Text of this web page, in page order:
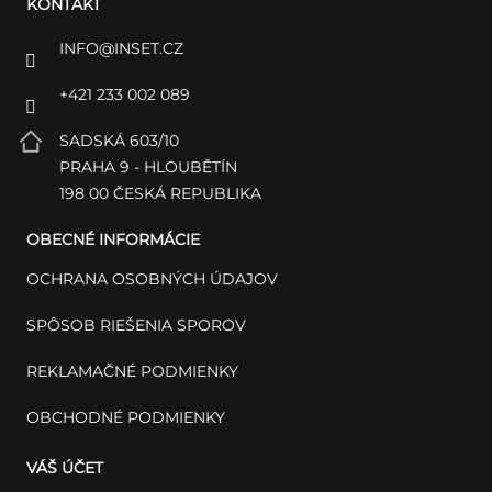
KONTAKT
INFO@INSET.CZ
+421 233 002 089
SADSKÁ 603/10
PRAHA 9 - HLOUBĚTÍN
198 00 ČESKÁ REPUBLIKA
OBECNÉ INFORMÁCIE
OCHRANA OSOBNÝCH ÚDAJOV
SPÔSOB RIEŠENIA SPOROV
REKLAMAČNÉ PODMIENKY
OBCHODNÉ PODMIENKY
VÁŠ ÚČET